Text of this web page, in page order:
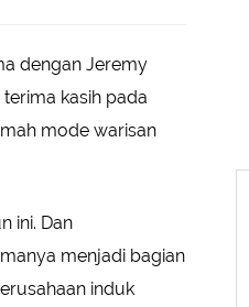
dengan Jeremy
kasih pada
mode warisan
ini. Dan
menjadi bagian
induk